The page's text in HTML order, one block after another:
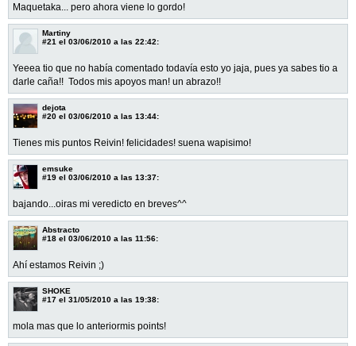
Maquetaka... pero ahora viene lo gordo!
Martiny
#21 el 03/06/2010 a las 22:42:
Yeeea tio que no había comentado todavía esto yo jaja, pues ya sabes tio a
darle caña!! Todos mis apoyos man! un abrazo!!
dejota
#20 el 03/06/2010 a las 13:44:
Tienes mis puntos Reivin! felicidades! suena wapisimo!
emsuke
#19 el 03/06/2010 a las 13:37:
bajando...oiras mi veredicto en breves^^
Abstracto
#18 el 03/06/2010 a las 11:56:
Ahí estamos Reivin ;)
SHOKE
#17 el 31/05/2010 a las 19:38:
mola mas que lo anteriormis points!